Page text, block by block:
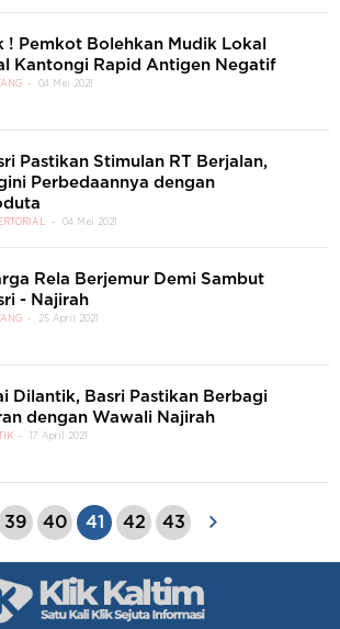
! Pemkot Bolehkan Mudik Lokal
Kantongi Rapid Antigen Negatif
04 Mei 2021
Pastikan Stimulan RT Berjalan,
Perbedaannya dengan
04 Mei 2021
Rela Berjemur Demi Sambut
- Najirah
25 April 2021
Dilantik, Basri Pastikan Berbagi
dengan Wawali Najirah
17 April 2021
39 40 41 42 43